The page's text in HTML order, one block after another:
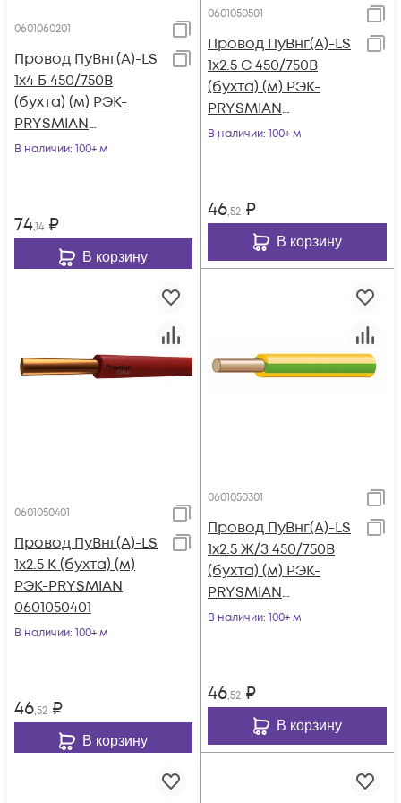
0601060201
Провод ПуВнг(А)-LS
1х4 Б 450/750В
(бухта) (м) РЭК-
PRYSMIAN
0601060201
В наличии: 100+ м
74,14 ₽
В корзину
0601050501
Провод ПуВнг(А)-LS
1х2.5 С 450/750В
(бухта) (м) РЭК-
PRYSMIAN
0601050501
В наличии: 100+ м
46,52 ₽
В корзину
0601050401
Провод ПуВнг(А)-LS
1х2.5 К (бухта) (м)
РЭК-PRYSMIAN
0601050401
В наличии: 100+ м
46,52 ₽
В корзину
0601050301
Провод ПуВнг(А)-LS
1х2.5 Ж/З 450/750В
(бухта) (м) РЭК-
PRYSMIAN
0601050301
В наличии: 100+ м
46,52 ₽
В корзину